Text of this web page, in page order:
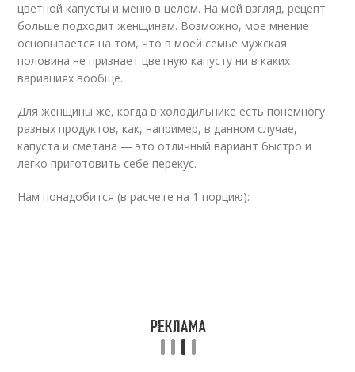
цветной капусты и меню в целом. На мой взгляд, рецепт
больше подходит женщинам. Возможно, мое мнение
основывается на том, что в моей семье мужская
половина не признает цветную капусту ни в каких
вариациях вообще.
Для женщины же, когда в холодильнике есть понемногу
разных продуктов, как, например, в данном случае,
капуста и сметана — это отличный вариант быстро и
легко приготовить себе перекус.
Нам понадобится (в расчете на 1 порцию):